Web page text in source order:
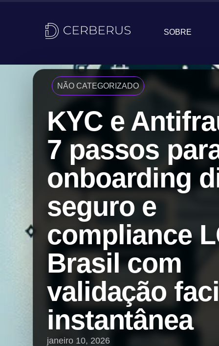
SOBRE
NÃO CATEGORIZADO
KYC e
7 passos
onboarding
seguro e
compliance
Brasil com
validação
instantânea
janeiro 10, 2026